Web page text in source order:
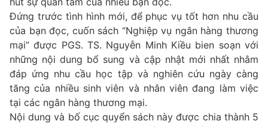
Đứng trước tình hình mới, để phục vụ tốt hơn nhu cầu
của bạn đọc, cuốn sách “Nghiệp vụ ngân hàng thương
mại” được PGS. TS. Nguyễn Minh Kiều bien soạn với
những nội dung bổ sung và cập nhật mới nhất nhằm
đáp ứng nhu cầu học tập và nghiên cứu ngày càng
tăng của nhiều sinh viên và nhân viên đang làm việc
tại các ngân hàng thương mại.
Nội dung và bố cục quyển sách này được chia thành 5